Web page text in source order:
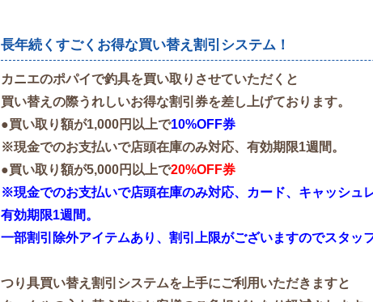
長年続くすごくお得な買い替え割引システム！
カニエのポパイで釣具を買い取りさせていただくと
買い替えの際うれしいお得な割引券を差し上げております。
●買い取り額が1,000円以上で10%OFF券
※現金でのお支払いで店頭在庫のみ対応、有効期限1週間。
●買い取り額が5,000円以上で20%OFF券
※現金でのお支払いで店頭在庫のみ対応、カード、キャッシュ
有効期限1週間。
一部割引除外アイテムあり、割引上限がございますのでスタッ
つり具買い替え割引システムを上手にご利用いただきますと